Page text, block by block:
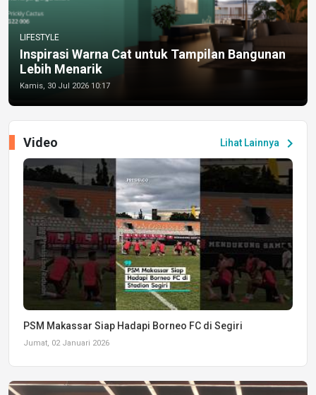
LIFESTYLE
Inspirasi Warna Cat untuk Tampilan Bangunan
Lebih Menarik
Kamis, 30 Jul 2026 10:17
Lihat Lainnya chevron_right
Video
PSM Makassar Siap Hadapi Borneo FC di Segiri
Jumat, 02 Januari 2026